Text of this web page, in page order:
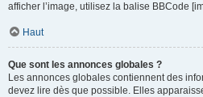
afficher l’image, utilisez la balise BBCode
Haut
Que sont les annonces globales ?
Les annonces globales contiennent des
devez lire dès que possible. Elles